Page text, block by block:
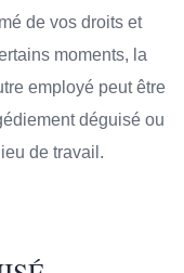
de vos droits et
moments, la
employé peut être
déguisé ou
de travail.